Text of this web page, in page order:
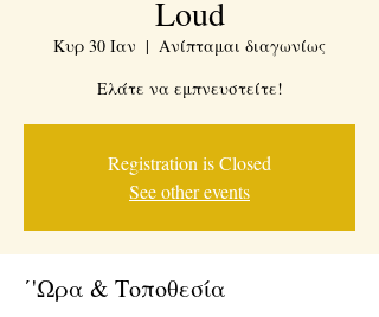
Loud
Κυρ 30 Ιαν
  |
Ανίπταμαι διαγωνίως
Ελάτε να εμπνευστείτε!
Registration is Closed
See other events
΄'Ωρα & Τοποθεσία